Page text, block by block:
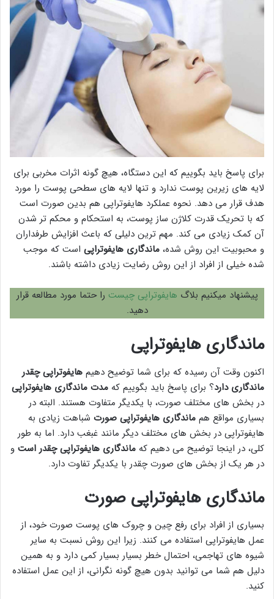
برای پاسخ باید بگوییم که این دستگاه، هیچ گونه اثرات مخربی برای
لایه های زیرین پوست ندارد و تنها لایه های سطحی پوست را مورد
هدف قرار می دهد. نحوه عملکرد هایفوتراپی هم بدین صورت است
که با تحریک قدرت کلاژن ساز پوست، به استحکام و محکم تر شدن
آن کمک زیادی می کند. مهم ترین دلیلی که باعث افزایش طرفداران
و محبوبیت این روش شده، ماندگاری هایفوتراپی است که موجب
شده خیلی از افراد از این روش رضایت زیادی داشته باشند.
پیشنهاد میکنیم بلاگ هایفوتراپی چیست را حتما مورد مطالعه قرار
دهید.
ماندگاری هایفوتراپی
اکنون وقت آن رسیده که برای شما توضیح دهیم هایفوتراپی چقدر
ماندگاری دارد؟ برای پاسخ باید بگوییم که مدت ماندگاری هایفوتراپی
در بخش های مختلف صورت، با یکدیگر متفاوت هستند. البته در
بسیاری مواقع هم ماندگاری هایفوتراپی صورت شباهت زیادی به
هایفوتراپی در بخش های مختلف دیگر مانند غبغب دارد. اما به طور
کلی، در اینجا توضیح می دهیم که ماندگاری هایفوتراپی چقدر است و
در هر یک از بخش های صورت چقدر با یکدیگر تفاوت دارد.
ماندگاری هایفوتراپی صورت
بسیاری از افراد برای رفع چین و چروک های پوست صورت خود، از
عمل هایفوتراپی استفاده می کنند. زیرا این روش نسبت به سایر
شیوه های تهاجمی، احتمال خطر بسیار بسیار کمی دارد و به همین
دلیل هم شما می توانید بدون هیچ گونه نگرانی، از این عمل استفاده
کنید.